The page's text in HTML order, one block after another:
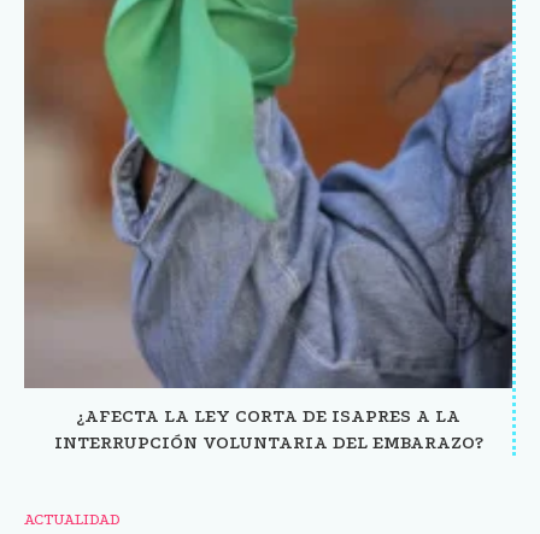
¿AFECTA LA LEY CORTA DE ISAPRES A LA
INTERRUPCIÓN VOLUNTARIA DEL EMBARAZO?
ACTUALIDAD